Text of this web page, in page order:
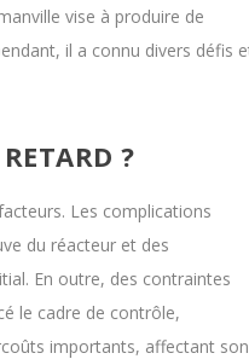
vise à produire de
il a connu divers défis
?
Les complications
du réacteur et des
En outre, des contraintes
le cadre de contrôle,
importants, affectant son